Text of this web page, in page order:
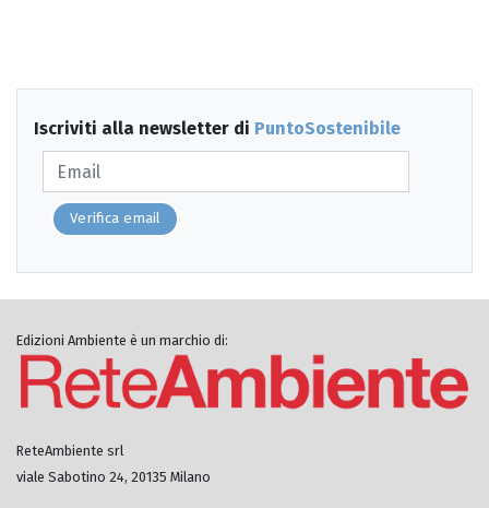
Iscriviti alla newsletter di PuntoSostenibile
Verifica email
Edizioni Ambiente è un marchio di:
ReteAmbiente srl
viale Sabotino 24, 20135 Milano